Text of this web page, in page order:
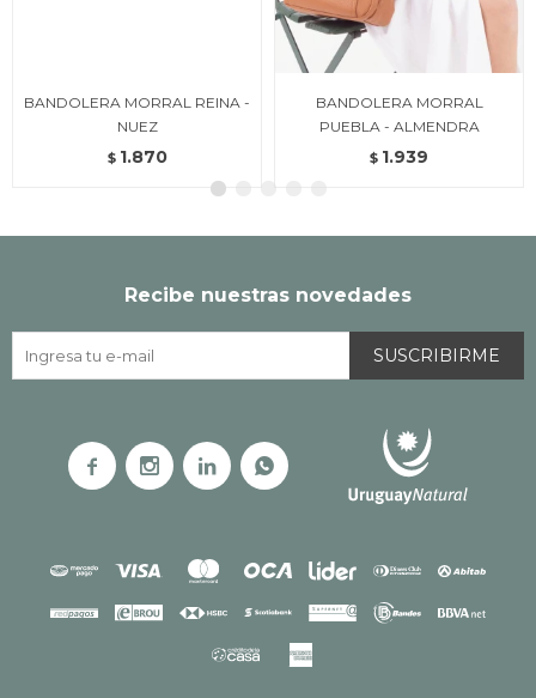
BANDOLERA MORRAL REINA -
NUEZ
$ 1.870
BANDOLERA MORRAL
PUEBLA - ALMENDRA
$ 1.939
Recibe nuestras novedades
SUSCRIBIRME
   